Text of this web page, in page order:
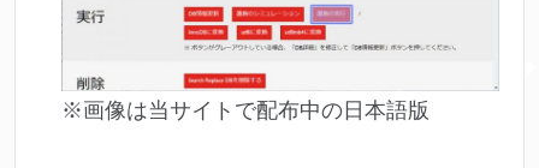
※画像は当サイトで配布中の日本語版